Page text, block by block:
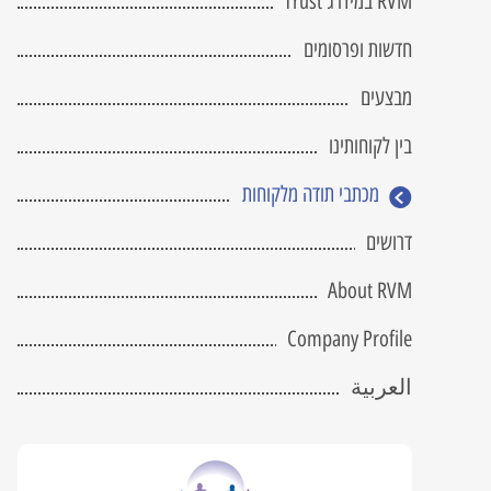
מחשב שרטוט מקצועי
פיתוח תוכנה
V-Ray
Twinmotion
Attached Storage
365
חדשות ופרסומים
מבצעים
בין לקוחותינו
מכתבי תודה מלקוחות
דרושים
About RVM
Company Profile
العربية